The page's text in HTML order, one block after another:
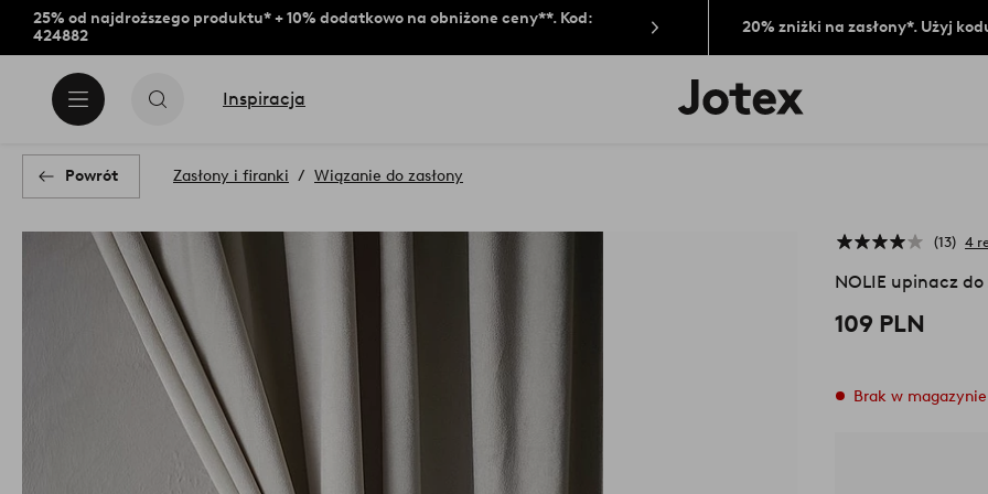
25% od najdroższego produktu* + 10% dodatkowo na obniżone ceny**. Kod:
424882
20% zniżki na zasłony*. Użyj
Inspiracja
Logo
Jotex
Powrót Zasłony i firanki Wiązanie do zasłony
13 4
NOLIE upinacz
109 PLN
Brak w magazynie